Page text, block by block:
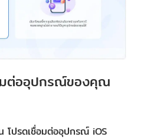
มต่ออุปกรณ์ของคุณ
โปรดเชื่อมต่ออุปกรณ์ iOS